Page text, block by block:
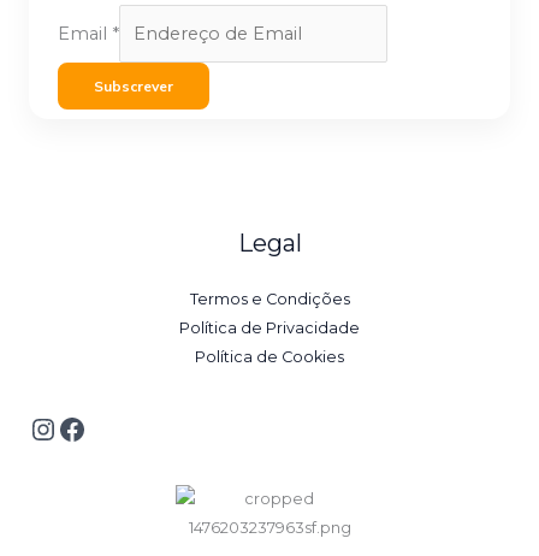
Email *
Subscrever
Legal
Termos e Condições
Política de Privacidade
Política de Cookies